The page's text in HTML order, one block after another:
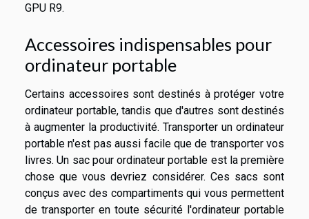
GPU R9.
Accessoires indispensables pour
ordinateur portable
Certains accessoires sont destinés à protéger votre
ordinateur portable, tandis que d'autres sont destinés
à augmenter la productivité. Transporter un ordinateur
portable n'est pas aussi facile que de transporter vos
livres. Un sac pour ordinateur portable est la première
chose que vous devriez considérer. Ces sacs sont
conçus avec des compartiments qui vous permettent
de transporter en toute sécurité l'ordinateur portable